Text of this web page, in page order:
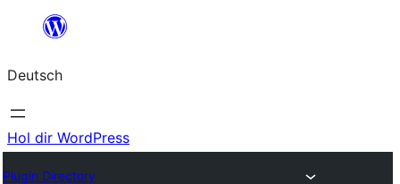
springen
Deutsch
Hol dir WordPress
Plugin Directory